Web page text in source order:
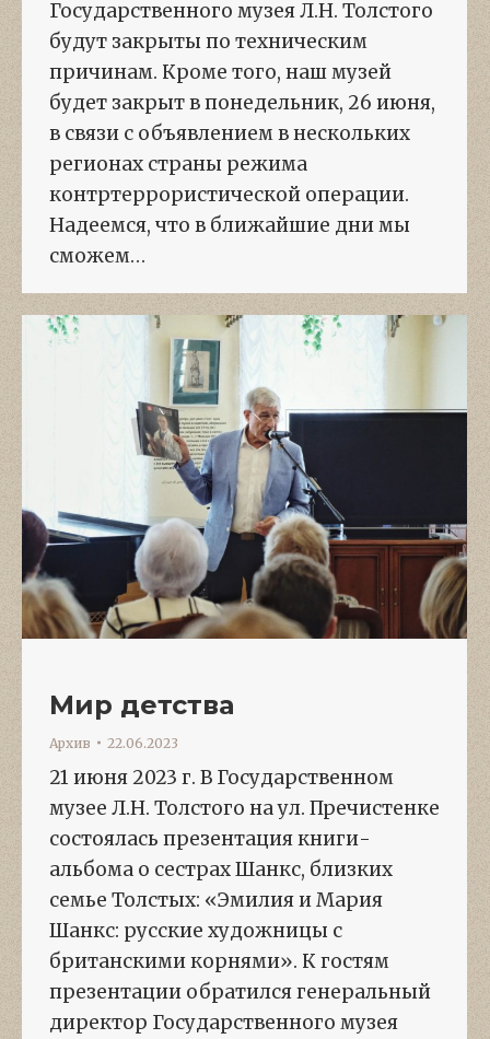
Государственного музея Л.Н. Толстого
будут закрыты по техническим
причинам. Кроме того, наш музей
будет закрыт в понедельник, 26 июня,
в связи с объявлением в нескольких
регионах страны режима
контртеррористической операции.
Надеемся, что в ближайшие дни мы
сможем…
Мир детства
Архив 22.06.2023
21 июня 2023 г. В Государственном
музее Л.Н. Толстого на ул. Пречистенке
состоялась презентация книги-
альбома о сестрах Шанкс, близких
семье Толстых: «Эмилия и Мария
Шанкс: русские художницы с
британскими корнями». К гостям
презентации обратился генеральный
директор Государственного музея